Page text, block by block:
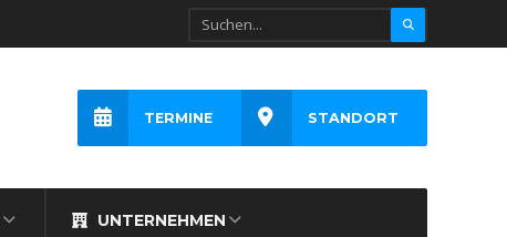
UNTERNEHMEN
TERMINE STANDORT